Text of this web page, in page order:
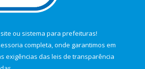
ou sistema para prefeituras!
completa, onde garantimos em
exigências das leis de transparência